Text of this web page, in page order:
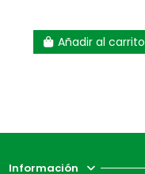
Añadir al carrito
Información